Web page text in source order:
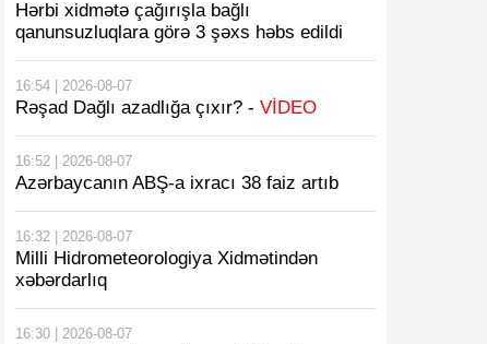
Hərbi xidmətə çağırışla bağlı
qanunsuzluqlara görə 3 şəxs həbs edildi
16:54 | 2026-08-07
Rəşad Dağlı azadlığa çıxır? - VİDEO
16:52 | 2026-08-07
Azərbaycanın ABŞ-a ixracı 38 faiz artıb
16:32 | 2026-08-07
Milli Hidrometeorologiya Xidmətindən
xəbərdarlıq
16:30 | 2026-08-07